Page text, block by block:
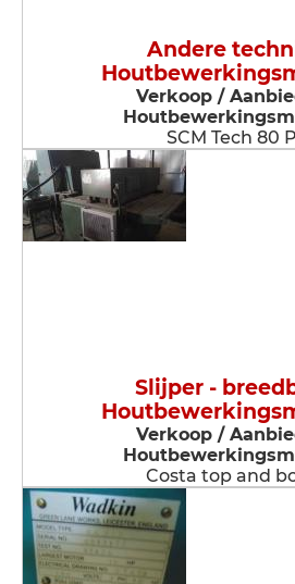
Andere
Verkoop /
SCM Tech 80
Slijper -
Verkoop /
Costa top and